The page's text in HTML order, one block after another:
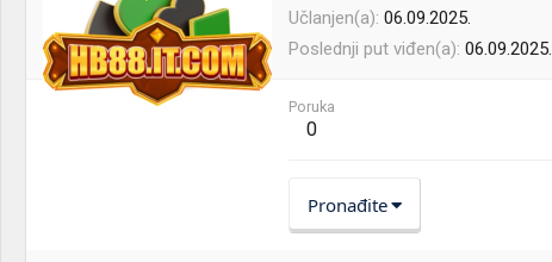
Učlanjen(a) 06.09.2025.
Poslednji put viđen(a) 06.09.2025.
Poruka
0
Pronađite